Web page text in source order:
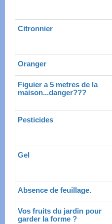
Citronnier
Oranger
Figuier a 5 metres de la
maison...danger???
Pesticides
Gel
Absence de feuillage.
Vos fruits du jardin pour
garder la forme ?